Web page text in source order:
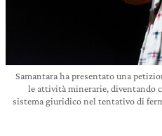
Samantara ha presentato una
le attività minerarie, diventando
sistema giuridico nel tentativo di